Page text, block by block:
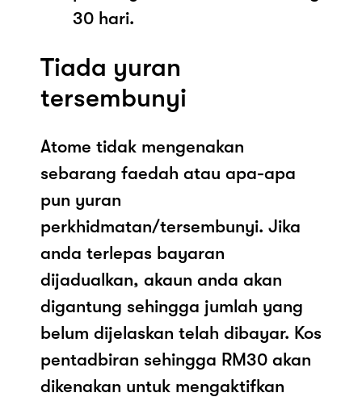
30 hari.
Tiada yuran
tersembunyi
Atome tidak mengenakan
sebarang faedah atau apa-apa
pun yuran
perkhidmatan/tersembunyi. Jika
anda terlepas bayaran
dijadualkan, akaun anda akan
digantung sehingga jumlah yang
belum dijelaskan telah dibayar. Kos
pentadbiran sehingga RM30 akan
dikenakan untuk mengaktifkan